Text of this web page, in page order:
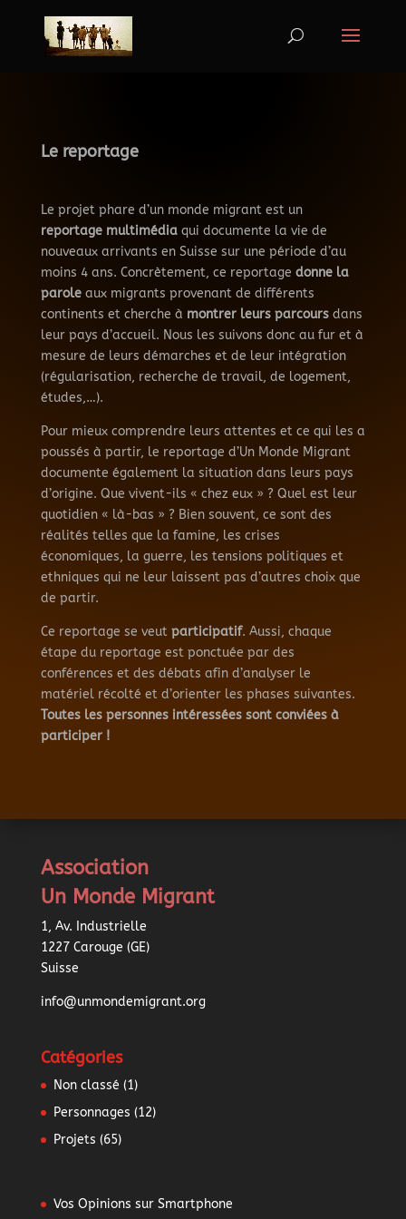
Le reportage
Le projet phare d’un monde migrant est un
reportage multimédiaqui documente la vie de
nouveaux arrivants en Suisse sur une période d’au
moins 4 ans. Concrètement, ce reportage donne la
paroleaux migrants provenant de différents
continents et cherche à montrer leurs parcoursdans
leur pays d’accueil. Nous les suivons donc au fur et à
mesure de leurs démarches et de leur intégration
(régularisation, recherche de travail, de logement,
études,…).
Pour mieux comprendre leurs attentes et ce qui les a
poussés à partir, le reportage d’Un Monde Migrant
documente également la situation dans leurs pays
d’origine. Que vivent-ils « chez eux » ? Quel est leur
quotidien « là-bas » ? Bien souvent, ce sont des
réalités telles que la famine, les crises
économiques, la guerre, les tensions politiques et
ethniques qui ne leur laissent pas d’autres choix que
de partir.
Ce reportage se veutparticipatif. Aussi, chaque
étape du reportage est ponctuée par des
conférences et des débats afin d’analyser le
matériel récolté et d’orienter les phases suivantes.
Toutes les personnes intéressées sont conviées à
participer !
Association
Un Monde Migrant
1, Av. Industrielle
1227 Carouge (GE)
Suisse
info@unmondemigrant.org
Catégories
Non classé (1)
Personnages (12)
Projets (65)
Vos Opinions sur Smartphone